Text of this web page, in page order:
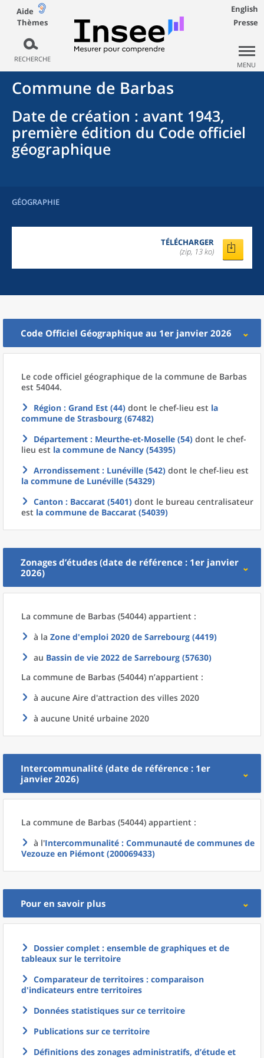
Aide
Thèmes
RECHERCHE
English
Presse
MENU
Commune de Barbas
Date de création : avant 1943,
première édition du Code officiel
géographique
GÉOGRAPHIE
TÉLÉCHARGER
(zip, 13 ko)
Code Officiel Géographique au 1er janvier 2026
Le code officiel géographique de la commune de Barbas
est 54044.
Région : Grand Est (44) dont le chef-lieu est la
commune de Strasbourg (67482)
Département : Meurthe-et-Moselle (54) dont le chef-
lieu est la commune de Nancy (54395)
Arrondissement : Lunéville (542) dont le chef-lieu est
la commune de Lunéville (54329)
Canton : Baccarat (5401) dont le bureau centralisateur
est la commune de Baccarat (54039)
Zonages d’études (date de référence : 1er janvier
2026)
La commune de Barbas (54044) appartient :
à la Zone d'emploi 2020 de Sarrebourg (4419)
au Bassin de vie 2022 de Sarrebourg (57630)
La commune de Barbas (54044) n’appartient :
à aucune Aire d'attraction des villes 2020
à aucune Unité urbaine 2020
Intercommunalité (date de référence : 1er
janvier 2026)
La commune de Barbas (54044) appartient :
à l'Intercommunalité : Communauté de communes de
Vezouze en Piémont (200069433)
Pour en savoir plus
Dossier complet : ensemble de graphiques et de
tableaux sur le territoire
Comparateur de territoires : comparaison
d'indicateurs entre territoires
Données statistiques sur ce territoire
Publications sur ce territoire
Définitions des zonages administratifs, d’étude et